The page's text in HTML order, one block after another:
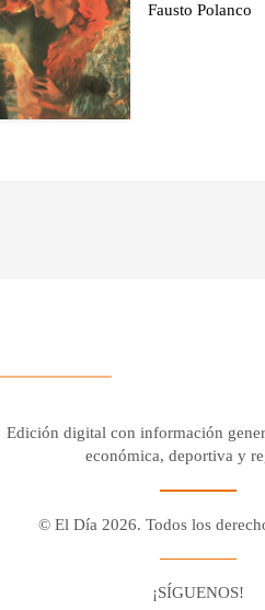
Fausto Polanco
Edición digital con información
económica, deportiva y
© El Día 2026. Todos los
¡SÍGUENOS!